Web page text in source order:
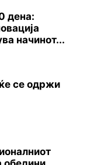
дена:
начинот...
се одржи